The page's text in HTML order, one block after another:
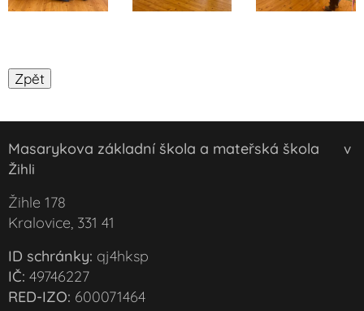
Masarykova základní škola a mateřská škola v
Žihli
Žihle 178
Kralovice, 331 41
ID schránky: qj4hksp
IČ: 49746227
RED-IZO: 600071464